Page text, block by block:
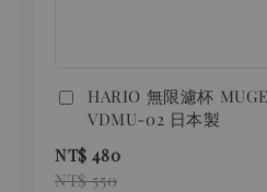
HARIO 無限濾杯
VDMU-02 日本製
NT$ 480
NT$ 550